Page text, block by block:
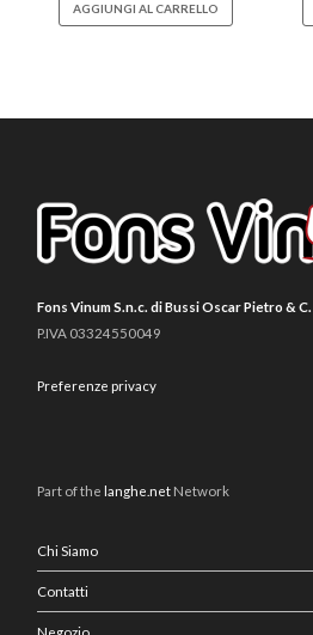
AGGIUNGI AL CARRELLO
Fons Vinum S.n.c. di Bussi Oscar Pietro & C.
P.IVA 03324550049
Preferenze privacy
Part of the langhe.net Network
Chi Siamo
Contatti
Negozio